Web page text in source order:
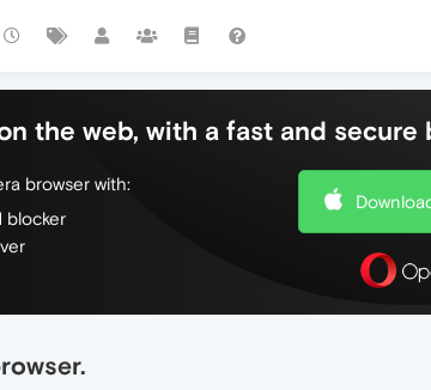
the web, with a fast and secure
browser with:
blocker